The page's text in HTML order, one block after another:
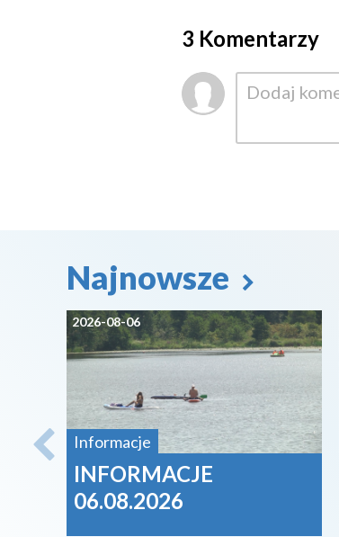
3 Komentarzy
Najnowsze
2026-08-06
Informacje
INFORMACJE
06.08.2026